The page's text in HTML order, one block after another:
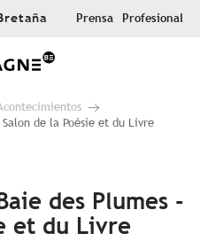
Prensa Profesional
de la Poésie et du Livre
des Plumes -
et du Livre